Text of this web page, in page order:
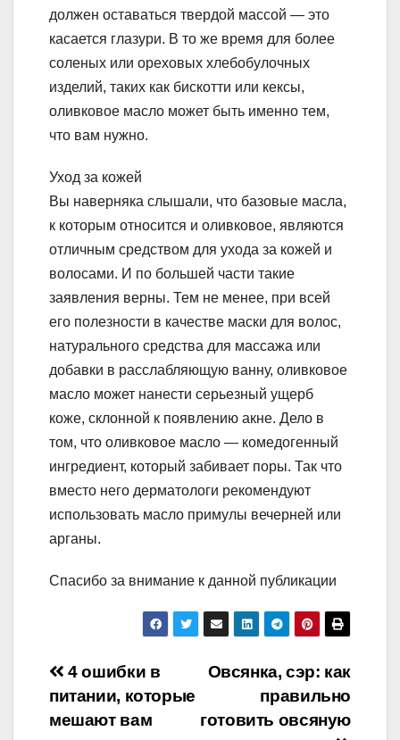
должен оставаться твердой массой — это
касается глазури. В то же время для более
соленых или ореховых хлебобулочных
изделий, таких как бискотти или кексы,
оливковое масло может быть именно тем,
что вам нужно.
Уход за кожей
Вы наверняка слышали, что базовые масла,
к которым относится и оливковое, являются
отличным средством для ухода за кожей и
волосами. И по большей части такие
заявления верны. Тем не менее, при всей
его полезности в качестве маски для волос,
натурального средства для массажа или
добавки в расслабляющую ванну, оливковое
масло может нанести серьезный ущерб
коже, склонной к появлению акне. Дело в
том, что оливковое масло — комедогенный
ингредиент, который забивает поры. Так что
вместо него дерматологи рекомендуют
использовать масло примулы вечерней или
арганы.
Спасибо за внимание к данной публикации
Навигация
по
Овсянка, сэр: как
правильно
готовить овсяную
4 ошибки в
питании, которые
мешают вам